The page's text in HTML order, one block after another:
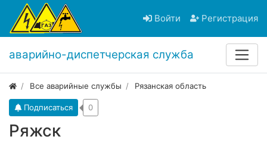
Войти Регистрация
аварийно-диспетчерская служба
Все аварийные службы Рязанская область
Ряжск
Подписаться 0